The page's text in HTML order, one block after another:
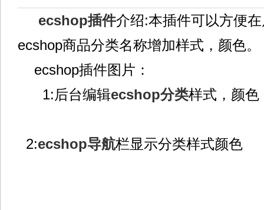
ecshop插件介绍:本插件可以方便
ecshop商品分类名称增加样式，颜色。
ecshop插件图片：
1:后台编辑ecshop分类样式，颜色
2:ecshop导航栏显示分类样式颜色